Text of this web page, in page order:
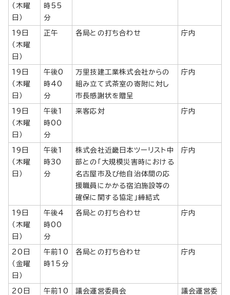
（木曜
日）
時55
分
19日
（木曜
日）
正午 各局との打ち合わせ 庁内
19日
（木曜
日）
午後0
時40
分
万里技建工業株式会社からの
組み立て式茶室の寄附に対し
市長感謝状を贈呈
庁内
19日
（木曜
日）
午後1
時00
分
来客応対 庁内
19日
（木曜
日）
午後1
時30
分
株式会社近畿日本ツーリスト中
部との「大規模災害時における
名古屋市及び他自治体間の応
援職員にかかる宿泊施設等の
確保に関する協定」締結式
庁内
19日
（木曜
日）
午後4
時00
分
各局との打ち合わせ 庁内
20日
（金曜
日）
午前10
時15分
各局との打ち合わせ 庁内
20日
午前10
議会運営委員会
議会運営委